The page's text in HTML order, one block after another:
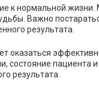
к нормальной
Важно
результата.
состояние
результата.